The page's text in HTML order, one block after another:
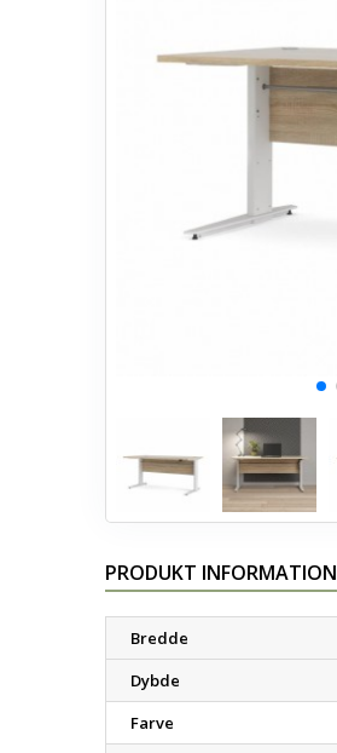
PRODUKT INFORMATION
Bredde
Dybde
Farve